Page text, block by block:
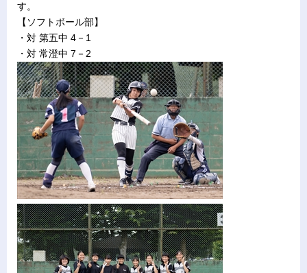
す。
【ソフトボール部】
・対 第五中 4－1
・対 常澄中 7－2